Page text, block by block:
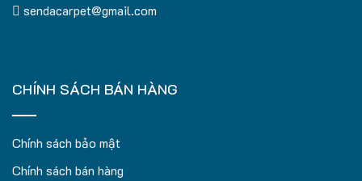
sendacarpet@gmail.com
CHÍNH SÁCH BÁN HÀNG
Chính sách bảo mật
Chính sách bán hàng